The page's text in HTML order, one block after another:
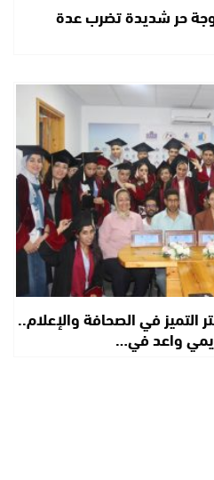
حر شديدة تضرب عدة
التميز في الصحافة والإعلام..
واعد في…